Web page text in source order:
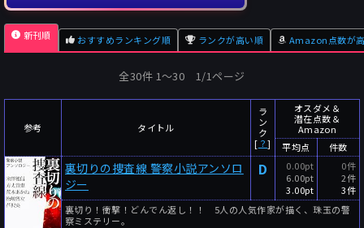
新刊順 おすすめランキング順 ランクが高い順 Amazon点数が
全30件 1〜30 1/1ページ
参考 タイトル
ラ
ン
ク
[ ？]
オスダメ＆
潜在点数＆
Amazon
平均点
件数
裏切りの捜査線 警察小説アンソロ
ジー
D
0.00pt
6.00pt
3.00pt
0件
2件
3件
裏切り！衝撃！どんでん返し！！ 5人の人気作家が描く、珠玉の警
察ミステリー。